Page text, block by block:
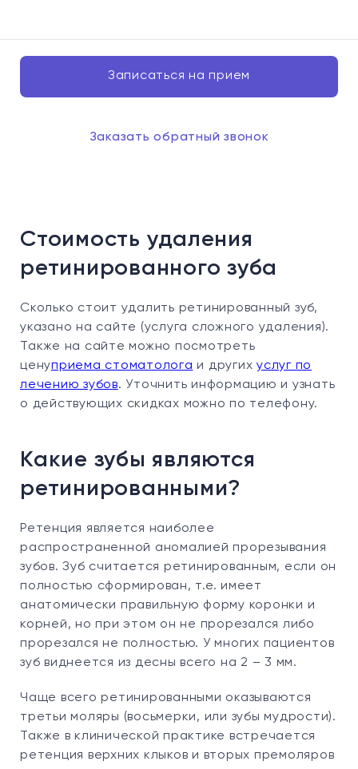
Записаться на прием
Заказать обратный звонок
Стоимость удаления
ретинированного зуба
Сколько стоит удалить ретинированный зуб,
указано на сайте (услуга сложного удаления).
Также на сайте можно посмотреть
ценуприема стоматолога и других услуг по
лечению зубов. Уточнить информацию и узнать
о действующих скидках можно по телефону.
Какие зубы являются
ретинированными?
Ретенция является наиболее
распространенной аномалией прорезывания
зубов. Зуб считается ретинированным, если он
полностью сформирован, т.е. имеет
анатомически правильную форму коронки и
корней, но при этом он не прорезался либо
прорезался не полностью. У многих пациентов
зуб виднеется из десны всего на 2 – 3 мм.
Чаще всего ретинированными оказываются
третьи моляры (восьмерки, или зубы мудрости).
Также в клинической практике встречается
ретенция верхних клыков и вторых премоляров